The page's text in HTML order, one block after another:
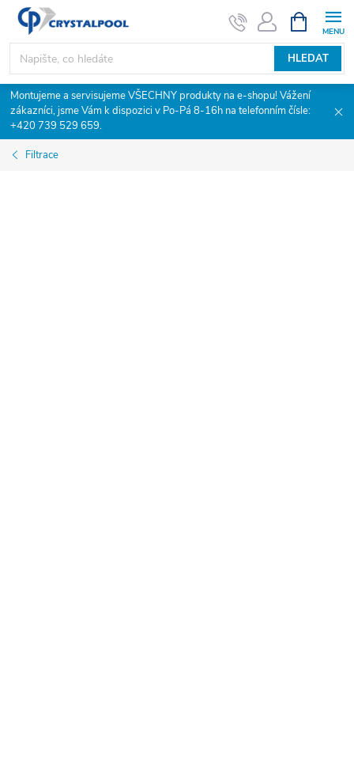
Přejít
obsah
HLEDAT
NÁKUPNÍ
KOŠÍK
Montujeme a servisujeme VŠECHNY produkty na e-shopu! Vážení
zákazníci, jsme Vám k dispozici v Po-Pá 8-16h na telefonním čísle:
+420 739 529 659.
Filtrace